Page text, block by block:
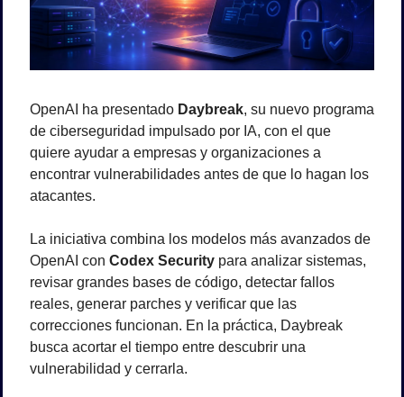
OpenAI ha presentado Daybreak, su nuevo programa
de ciberseguridad impulsado por IA, con el que
quiere ayudar a empresas y organizaciones a
encontrar vulnerabilidades antes de que lo hagan los
atacantes.
La iniciativa combina los modelos más avanzados de
OpenAI con Codex Security para analizar sistemas,
revisar grandes bases de código, detectar fallos
reales, generar parches y verificar que las
correcciones funcionan. En la práctica, Daybreak
busca acortar el tiempo entre descubrir una
vulnerabilidad y cerrarla.